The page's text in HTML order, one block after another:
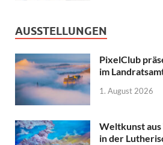
AUSSTELLUNGEN
PixelClub
im
1. August 2026
Weltkunst aus
in der